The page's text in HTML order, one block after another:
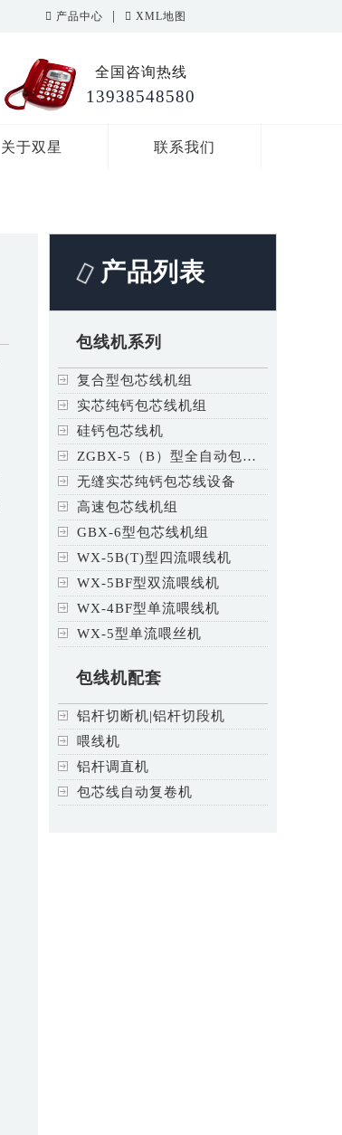
产品中心 XML地图
全国咨询热线
13938548580
关于双星 联系我们
产品列表
包线机系列
复合型包芯线机组
实芯纯钙包芯线机组
硅钙包芯线机
ZGBX-5（B）型全自动包芯线
无缝实芯纯钙包芯线设备
高速包芯线机组
GBX-6型包芯线机组
WX-5B(T)型四流喂线机
WX-5BF型双流喂线机
WX-4BF型单流喂线机
WX-5型单流喂丝机
包线机配套
铝杆切断机|铝杆切段机
喂线机
铝杆调直机
包芯线自动复卷机